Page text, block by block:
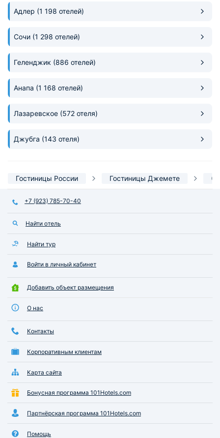
с отелем жарят вкусные чебуреки
полностью
следующем году,
Адлер (1 198 отелей)
Сочи (1 298 отелей)
Геленджик (886 отелей)
Анапа (1 168 отелей)
Лазаревское (572 отеля)
Джубга (143 отеля)
Гостиницы России Гостиницы Джемете С
+7 (923) 785-70-40
Найти отель
Найти тур
Войти в личный кабинет
Добавить объект размещения
О нас
Контакты
Корпоративным клиентам
Карта сайта
Бонусная программа 101Hotels.com
Партнёрская программа 101Hotels.com
Помощь